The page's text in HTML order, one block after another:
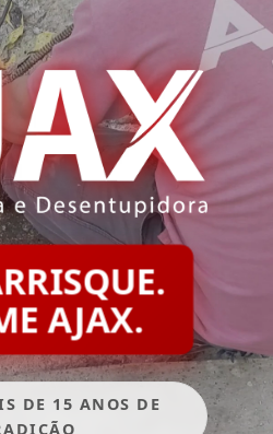
AJAX.
DE 15 ANOS DE